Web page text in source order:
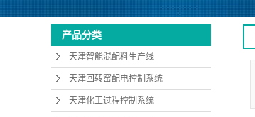
产品分类
天津智能混配料生产线
天津回转窑配电控制系统
天津化工过程控制系统